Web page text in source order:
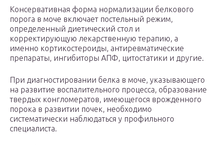
Консервативная форма нормализации белкового
порога в моче включает постельный режим,
определенный диетический стол и
корректирующую лекарственную терапию, а
именно кортикостероиды, антиревматические
препараты, ингибиторы АПФ, цитостатики и другие.
При диагностировании белка в моче, указывающего
на развитие воспалительного процесса, образование
твердых конгломератов, имеющегося врожденного
порока в развитии почек, необходимо
систематически наблюдаться у профильного
специалиста.